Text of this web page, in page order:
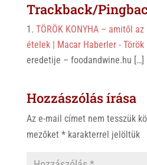
A
p
p
o
k
Trackback/
TÖRÖK KONYHA – amitől
ételek | Macar Haberler - Török
eredetije – foodandwine.hu […]
Hozzászólás írása
Az e-mail címet nem tesszük
mezőket *karakterrel jelöltük